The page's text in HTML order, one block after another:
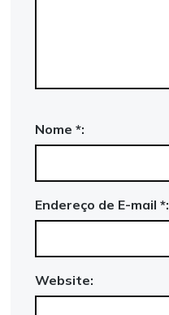
Nome *:
Endereço de E-mail *:
Website: